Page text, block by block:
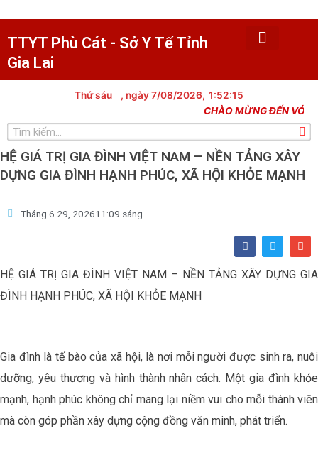
tới
nội
dung
TTYT Phù Cát - Sở Y Tế Tỉnh
Gia Lai
Thứ sáu , ngày 7/08/2026, 1:52:15
CHÀO MỪNG ĐẾN VỚI
Tìm
HỆ GIÁ TRỊ GIA ĐÌNH VIỆT NAM – NỀN TẢNG XÂY
DỰNG GIA ĐÌNH HẠNH PHÚC, XÃ HỘI KHỎE MẠNH
Tháng 6 29, 202611:09 sáng
F
a
c
e
b
T
w
i
t
t
E
n
v
e
HỆ GIÁ TRỊ GIA ĐÌNH VIỆT NAM – NỀN TẢNG XÂY DỰNG GIA
ĐÌNH HẠNH PHÚC, XÃ HỘI KHỎE MẠNH
Gia đình là tế bào của xã hội, là nơi mỗi người được sinh ra, nuôi
dưỡng, yêu thương và hình thành nhân cách. Một gia đình khỏe
mạnh, hạnh phúc không chỉ mang lại niềm vui cho mỗi thành viên
mà còn góp phần xây dựng cộng đồng văn minh, phát triển.